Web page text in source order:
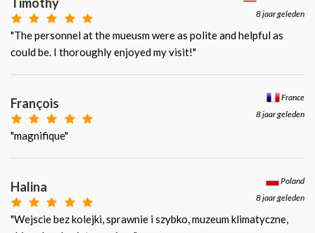
8 jaar geleden
"The personnel at the mueusm were as polite and helpful as
could be. I thoroughly enjoyed my visit!"
France
8 jaar geleden
François
"magnifique"
Poland
8 jaar geleden
Halina
"Wejscie bez kolejki, sprawnie i szybko, muzeum klimatyczne,